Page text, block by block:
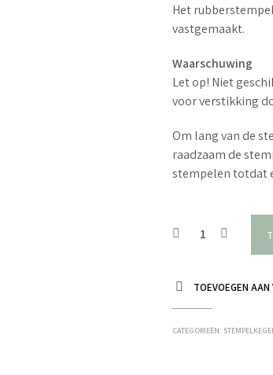
Het
vastgemaakt.
Waarschuwing
Let op! Niet
voor verstikking
Om lang van de
raadzaam de
stempelen totdat
TOEVOEGEN
CATEGORIEËN: